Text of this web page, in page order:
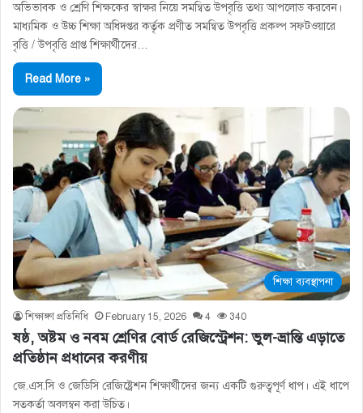
অভিভাবক ও শ্রেণি শিক্ষকের স্বাক্ষর নিয়ে সমন্বিত উপবৃত্তি তথ্য আপলোড করবেন।
মাধ্যমিক ও উচ্চ শিক্ষা অধিদপ্তর কর্তৃক প্রণীত সমন্বিত উপবৃত্তি প্রকল্প সফটওয়ারে
বৃত্তি / উপবৃত্তি প্রাপ্ত শিক্ষার্থীদের…
Read More »
শিক্ষা ব্যবস্থাপনা
শিক্ষাঙ্গণ প্রতিনিধি February 15, 2026 4 340
ষষ্ঠ, অষ্টম ও নবম শ্রেণির বোর্ড রেজিস্ট্রেশন: ভুল-ভ্রান্তি এড়াতে
প্রতিষ্ঠান প্রধানের করণীয়
জে.এস.সি ও জেডিসি রেজিষ্ট্রেশন শিক্ষার্থীদের জন্য একটি গুরুত্বপূর্ণ ধাপ। এই ধাপে
সতকর্তা অবলম্বন করা উচিত।